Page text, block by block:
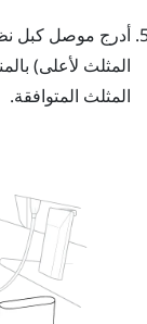
أدرج موصل كبل
المثلث لأعلى)
المثلث المتوافقة.